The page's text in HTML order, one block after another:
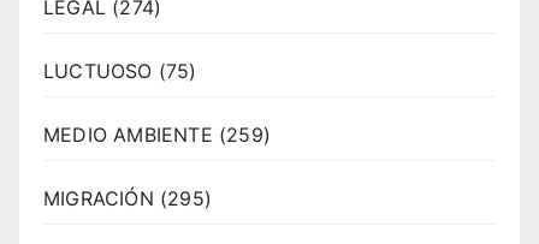
LEGAL (274)
LUCTUOSO (75)
MEDIO AMBIENTE (259)
MIGRACIÓN (295)